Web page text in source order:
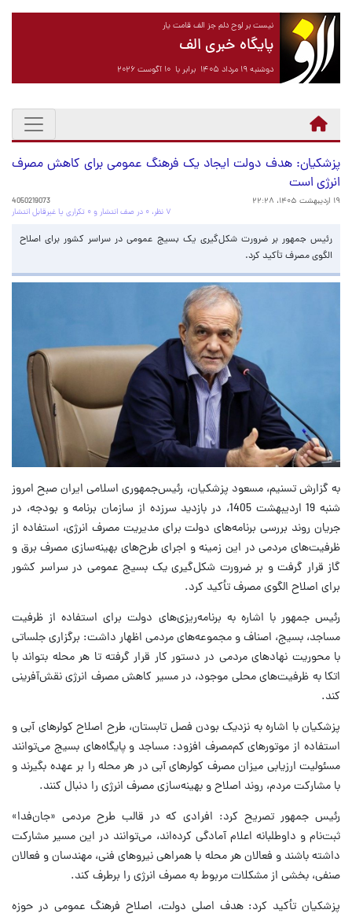
نیست بر لوح دلم جز الف قامت یار
پایگاه خبری الف
دوشنبه ۱۹ مرداد ۱۴۰۵ برابر با ۱۰ آگوست ۲۰۲۶
پزشکیان: هدف دولت ایجاد یک فرهنگ عمومی برای کاهش مصرف
انرژی است
۱۹ اردیبهشت ۱۴۰۵، ۲۲:۲۸
4050219073
۷ نظر، ۰ در صف انتشار و ۰ تکراری یا غیرقابل انتشار
رئیس جمهور بر ضرورت شکل‌گیری یک بسیج عمومی در سراسر کشور برای اصلاح
الگوی مصرف تأکید کرد.
به گزارش تسنیم، مسعود پزشکیان، رئیس‌جمهوری اسلامی ایران صبح امروز
شنبه 19 اردیبهشت 1405، در بازدید سرزده از سازمان برنامه و بودجه، در
جریان روند بررسی برنامه‌های دولت برای مدیریت مصرف انرژی، استفاده از
ظرفیت‌های مردمی در این زمینه و اجرای طرح‌های بهینه‌سازی مصرف برق و
گاز قرار گرفت و بر ضرورت شکل‌گیری یک بسیج عمومی در سراسر کشور
برای اصلاح الگوی مصرف تأکید کرد.
رئیس جمهور با اشاره به برنامه‌ریزی‌های دولت برای استفاده از ظرفیت
مساجد، بسیج، اصناف و مجموعه‌های مردمی اظهار داشت: برگزاری جلساتی
با محوریت نهادهای مردمی در دستور کار قرار گرفته تا هر محله بتواند با
اتکا به ظرفیت‌های محلی موجود، در مسیر کاهش مصرف انرژی نقش‌آفرینی
کند.
پزشکیان با اشاره به نزدیک بودن فصل تابستان، طرح اصلاح کولرهای آبی و
استفاده از موتورهای کم‌مصرف افزود: مساجد و پایگاه‌های بسیج می‌توانند
مسئولیت ارزیابی میزان مصرف کولرهای آبی در هر محله را بر عهده بگیرند و
با مشارکت مردم، روند اصلاح و بهینه‌سازی مصرف انرژی را دنبال کنند.
رئیس جمهور تصریح کرد: افرادی که در قالب طرح‌ مردمی «جان‌فدا»
ثبت‌نام و داوطلبانه اعلام آمادگی کرده‌اند، می‌توانند در این مسیر مشارکت
داشته باشند و فعالان هر محله با همراهی نیروهای فنی، مهندسان و فعالان
صنفی، بخشی از مشکلات مربوط به مصرف انرژی را برطرف کند.
پزشکیان تأکید کرد: هدف اصلی دولت، اصلاح فرهنگ عمومی در حوزه